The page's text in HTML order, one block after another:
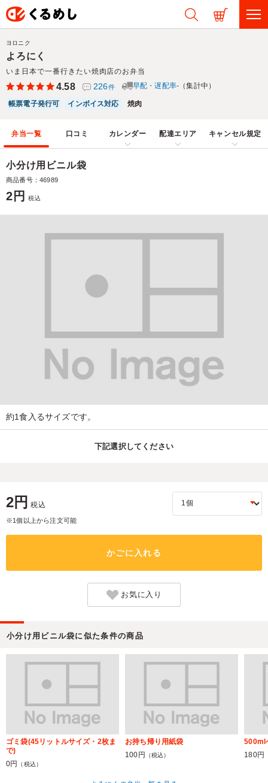
よろにく
いま日本で一番行きたい焼肉店のお弁当
ヨロニク
4.58 226件 早配・遅配率-（集計中）
帳票電子発行可 インボイス対応 焼肉
弁当一覧 口コミ カレンダー 配達エリア キャンセル規定
小分け用ビニル袋
商品番号：46989
2円 税込
約1食入るサイズです。
下記選択してください
2円 税込
※1個以上から注文可能
かごに入れる
お気に入り
小分け用ビニル袋に似た条件の商品
ゴミ袋(45リットルサイズ・2枚ま
で)
0円
（税込）
お持ち帰り用紙袋
100円 （税込）
500ml
180円